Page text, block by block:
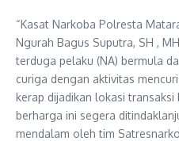
“Kasat Narkoba Polresta
Ngurah Bagus Suputra, SH ,
terduga pelaku (NA) bermula
curiga dengan aktivitas
kerap dijadikan lokasi
berharga ini segera
mendalam oleh tim